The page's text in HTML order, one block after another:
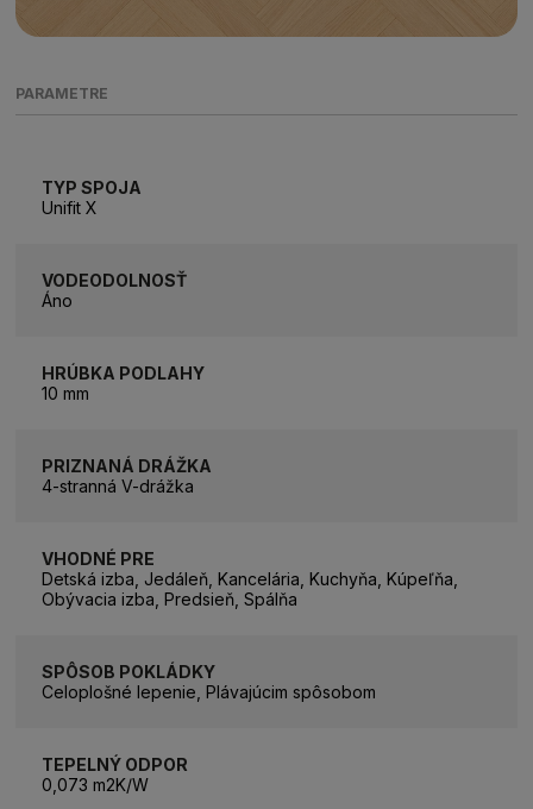
PARAMETRE
TYP SPOJA
Unifit X
VODEODOLNOSŤ
Áno
HRÚBKA PODLAHY
10 mm
PRIZNANÁ DRÁŽKA
4-stranná V-drážka
VHODNÉ PRE
Detská izba, Jedáleň, Kancelária, Kuchyňa, Kúpeľňa,
Obývacia izba, Predsieň, Spálňa
SPÔSOB POKLÁDKY
Celoplošné lepenie, Plávajúcim spôsobom
TEPELNÝ ODPOR
0,073 m2K/W